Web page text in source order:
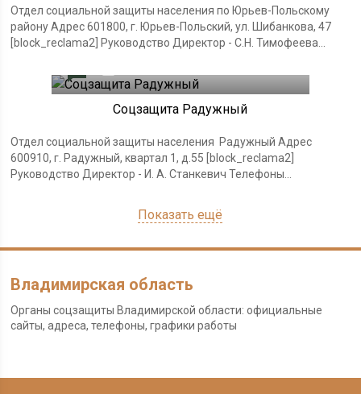
Отдел социальной защиты населения по Юрьев-Польскому
району Адрес 601800, г. Юрьев-Польский, ул. Шибанкова, 47
[block_reclama2] Руководство Директор - С.Н. Тимофеева...
Соцзащита Радужный
Отдел социальной защиты населения Радужный Адрес
600910, г. Радужный, квартал 1, д.55 [block_reclama2]
Руководство Директор - И. А. Станкевич Телефоны...
Показать ещё
Владимирская область
Органы соцзащиты Владимирской области: официальные
сайты, адреса, телефоны, графики работы